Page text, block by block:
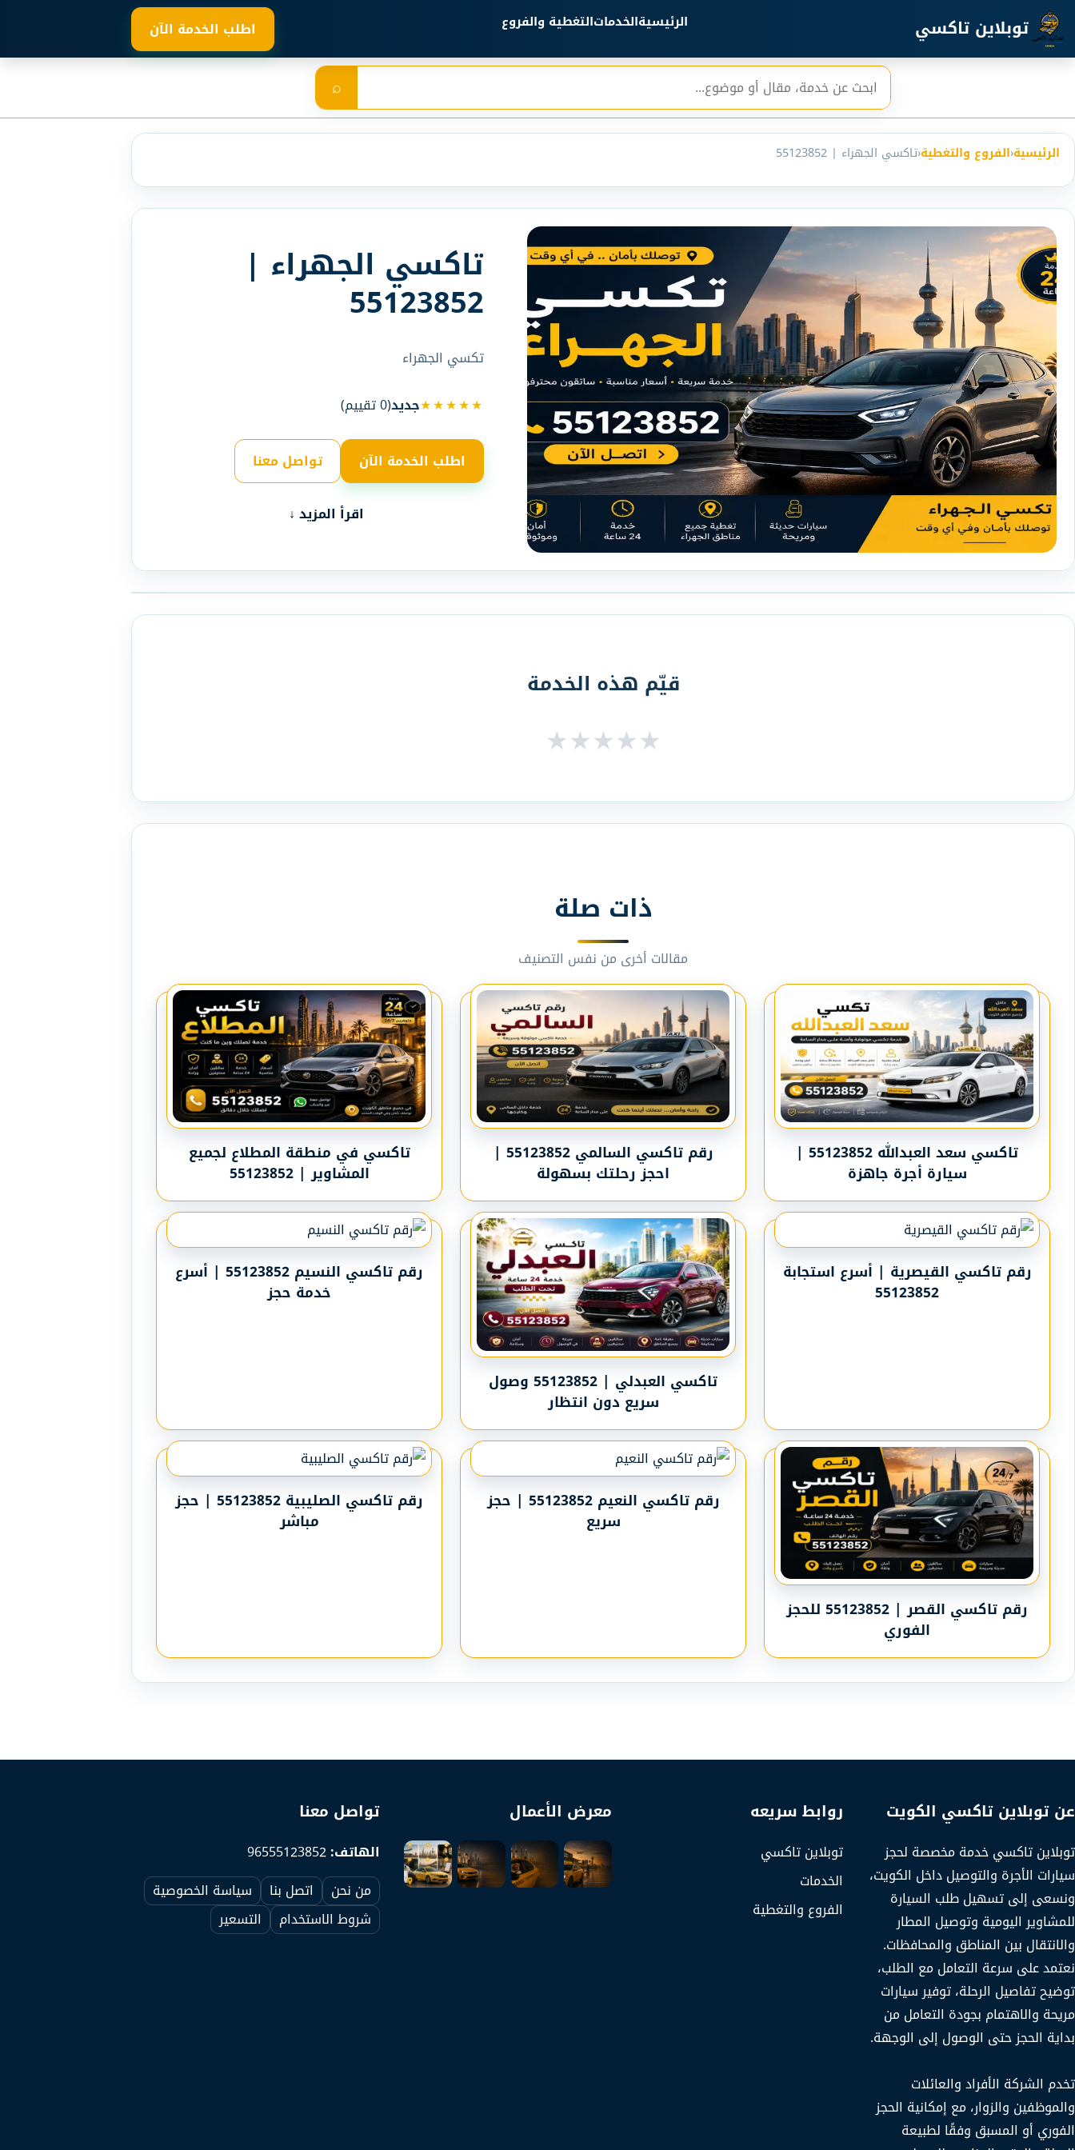
تخطي إلى المحتوى الرئيسي
توبلاين تاكسي الرئيسيةالخدماتالتغطية والفروع
اطلب الخدمة الآن
بحث
⌕
الرئيسية‹الفروع والتغطية‹تاكسي الجهراء | 55123852
تاكسي الجهراء |
55123852
تكسي الجهراء
★★★★★جديد(
0تقييم)
اطلب الخدمة الآن تواصل معنا
اقرأ المزيد ↓
قيّم هذه الخدمة
★★★★★
ذات صلة
مقالات أخرى من نفس التصنيف
تاكسي سعد العبدالله 55123852 |
سيارة أجرة جاهزة
رقم تاكسي السالمي 55123852 |
احجز رحلتك بسهولة
تاكسي في منطقة المطلاع لجميع
المشاوير | 55123852
رقم تاكسي القيصرية | أسرع استجابة
55123852
تاكسي العبدلي | 55123852 وصول
سريع دون انتظار
رقم تاكسي النسيم 55123852 | أسرع
خدمة حجز
رقم تاكسي القصر | 55123852 للحجز
الفوري
رقم تاكسي النعيم 55123852 | حجز
سريع
رقم تاكسي الصليبية 55123852 | حجز
مباشر
عن توبلاين تاكسي الكويت
توبلاين تاكسي خدمة مخصصة لحجز
سيارات الأجرة والتوصيل داخل الكويت،
ونسعى إلى تسهيل طلب السيارة
للمشاوير اليومية وتوصيل المطار
والانتقال بين المناطق والمحافظات.
نعتمد على سرعة التعامل مع الطلب،
توضيح تفاصيل الرحلة، توفير سيارات
مريحة والاهتمام بجودة التعامل من
بداية الحجز حتى الوصول إلى الوجهة.
تخدم الشركة الأفراد والعائلات
والموظفين والزوار، مع إمكانية الحجز
الفوري أو المسبق وفقًا لطبيعة
روابط سريعه
توبلاين تاكسي
الخدمات
الفروع والتغطية
معرض الأعمال تواصل معنا
الهاتف:96555123852
من نحن
اتصل بنا
سياسة الخصوصية
شروط الاستخدام
التسعير